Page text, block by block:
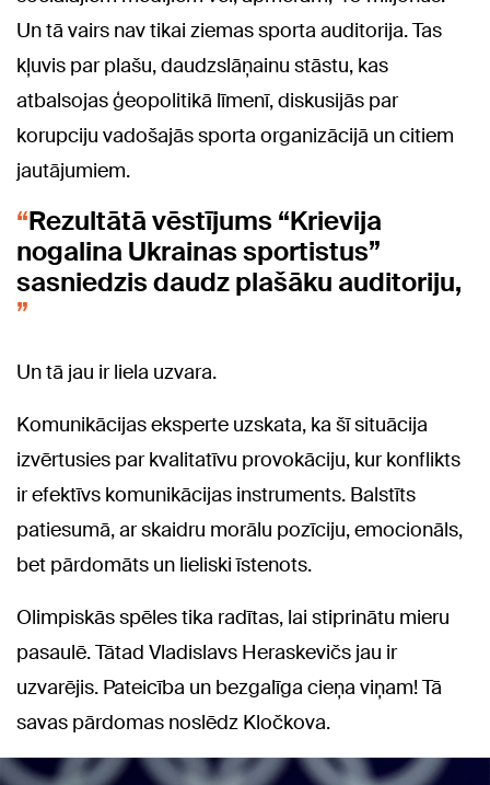
Un tā vairs nav tikai ziemas sporta auditorija. Tas
kļuvis par plašu, daudzslāņainu stāstu, kas
atbalsojas ģeopolitikā līmenī, diskusijās par
korupciju vadošajās sporta organizācijā un citiem
jautājumiem.
Rezultātā vēstījums “Krievija
nogalina Ukrainas sportistus”
sasniedzis daudz plašāku auditoriju,
Un tā jau ir liela uzvara.
Komunikācijas eksperte uzskata, ka šī situācija
izvērtusies par kvalitatīvu provokāciju, kur konflikts
ir efektīvs komunikācijas instruments. Balstīts
patiesumā, ar skaidru morālu pozīciju, emocionāls,
bet pārdomāts un lieliski īstenots.
Olimpiskās spēles tika radītas, lai stiprinātu mieru
pasaulē. Tātad Vladislavs Heraskevičs jau ir
uzvarējis. Pateicība un bezgalīga cieņa viņam! Tā
savas pārdomas noslēdz Kločkova.